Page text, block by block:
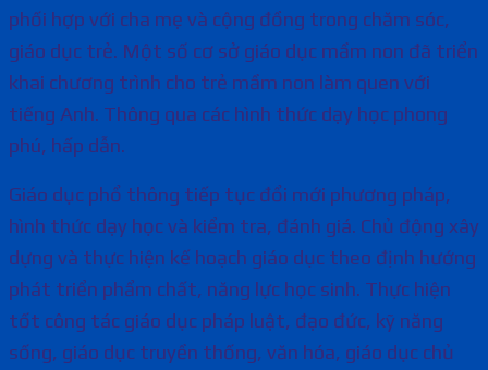
phối hợp với cha mẹ và cộng đồng trong chăm sóc,
giáo dục trẻ. Một số cơ sở giáo dục mầm non đã triển
khai chương trình cho trẻ mầm non làm quen với
tiếng Anh. Thông qua các hình thức dạy học phong
phú, hấp dẫn.
Giáo dục phổ thông tiếp tục đổi mới phương pháp,
hình thức dạy học và kiểm tra, đánh giá. Chủ động xây
dựng và thực hiện kế hoạch giáo dục theo định hướng
phát triển phẩm chất, năng lực học sinh. Thực hiện
tốt công tác giáo dục pháp luật, đạo đức, kỹ năng
sống, giáo dục truyền thống, văn hóa, giáo dục chủ